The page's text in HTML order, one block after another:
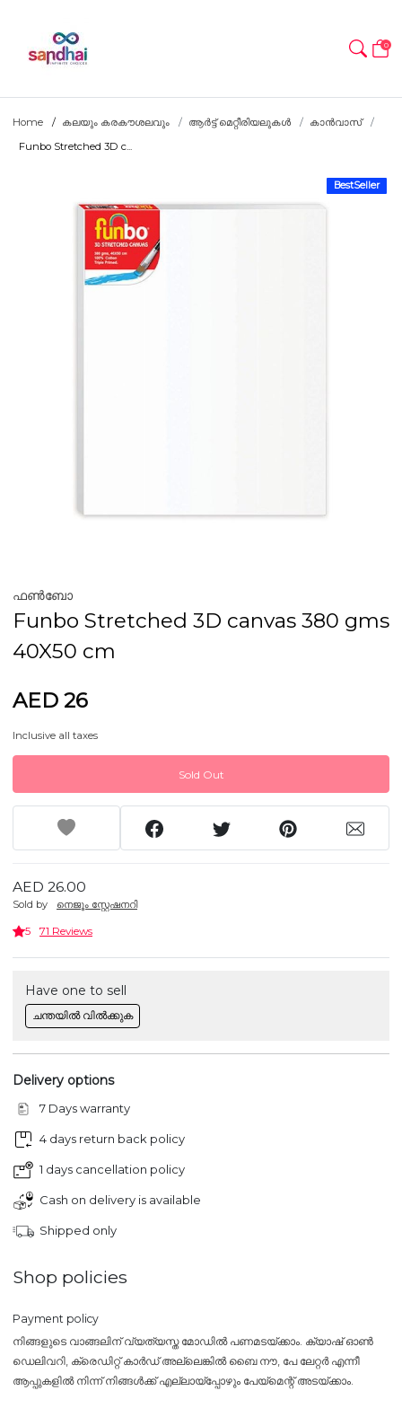
0
Home കലയും കരകൗശലവും ആർട്ട് മെറ്റീരിയലുകൾ
കാൻവാസ്
Funbo Stretched 3D c...
BestSeller
ഫൺബോ
Funbo Stretched 3D canvas 380 gms
40X50 cm
AED 26
Inclusive all taxes
Sold Out
AED 26.00
Sold by നെജൂം സ്റ്റേഷനറി
5 71 Reviews
Have one to sell
ചന്തയിൽ വിൽക്കുക
Delivery options
7 Days warranty
4 days return back policy
1 days cancellation policy
Cash on delivery is available
Shipped only
Shop policies
Payment policy
നിങ്ങളുടെ വാങ്ങലിന് വ്യത്യസ്ത മോഡിൽ പണമടയ്ക്കാം. ക്യാഷ് ഓൺ
ഡെലിവറി, ക്രെഡിറ്റ് കാർഡ് അല്ലെങ്കിൽ ബൈ നൗ, പേ ലേറ്റർ എന്നീ
ആപ്പുകളിൽ നിന്ന് നിങ്ങൾക്ക് എല്ലായ്പ്പോഴും പേയ്‌മെന്റ് അടയ്ക്കാം.